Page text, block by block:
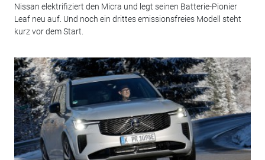
Nissan elektrifiziert den Micra und legt seinen Batterie-Pionier
Leaf neu auf. Und noch ein drittes emissionsfreies Modell steht
kurz vor dem Start.